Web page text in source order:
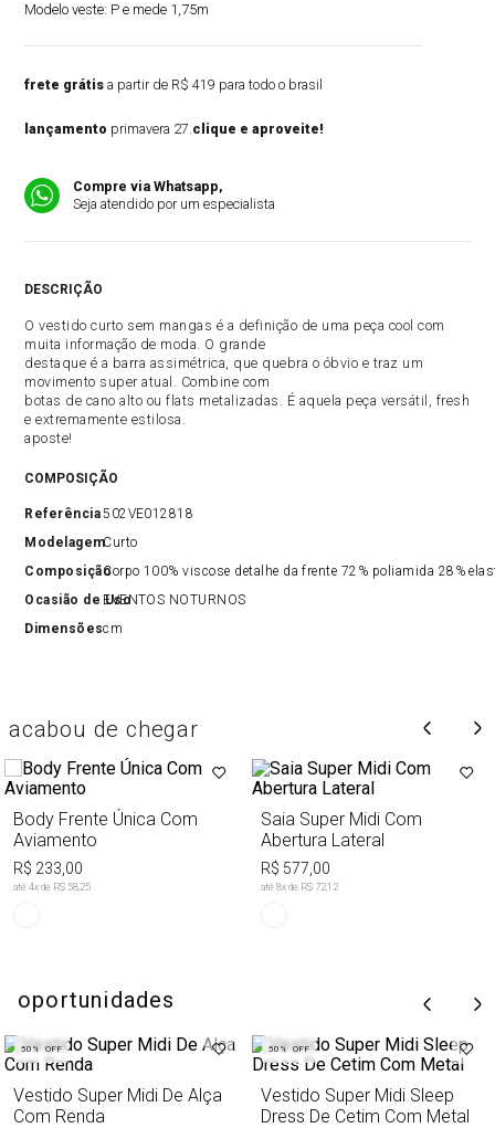
Modelo veste: P e mede 1,75m
frete grátis a partir de R$ 419 para todo o brasil
lançamento primavera 27.clique e aproveite!
Compre via Whatsapp,
Seja atendido por um especialista
DESCRIÇÃO
O vestido curto sem mangas é a definição de uma peça cool com
muita informação de moda. O grande
destaque é a barra assimétrica, que quebra o óbvio e traz um
movimento super atual. Combine com
botas de cano alto ou flats metalizadas. É aquela peça versátil, fresh
e extremamente estilosa.
aposte!
COMPOSIÇÃO
Referência502VE012818
ModelagemCurto
ComposiçãoCorpo 100% viscose detalhe da frente 72% poliamida 28%
Ocasião de UsoEVENTOS NOTURNOS
Dimensõescm
acabou de chegar
Body Frente Única Com
Aviamento
R$ 233,00
até 4x de R$ 58,25
Saia Super Midi Com
Abertura Lateral
R$ 577,00
até 8x de R$ 72,12
oportunidades
50% OFF
Vestido Super Midi De Alça
Com Renda
50% OFF
Vestido Super Midi Sleep
Dress De Cetim Com Metal